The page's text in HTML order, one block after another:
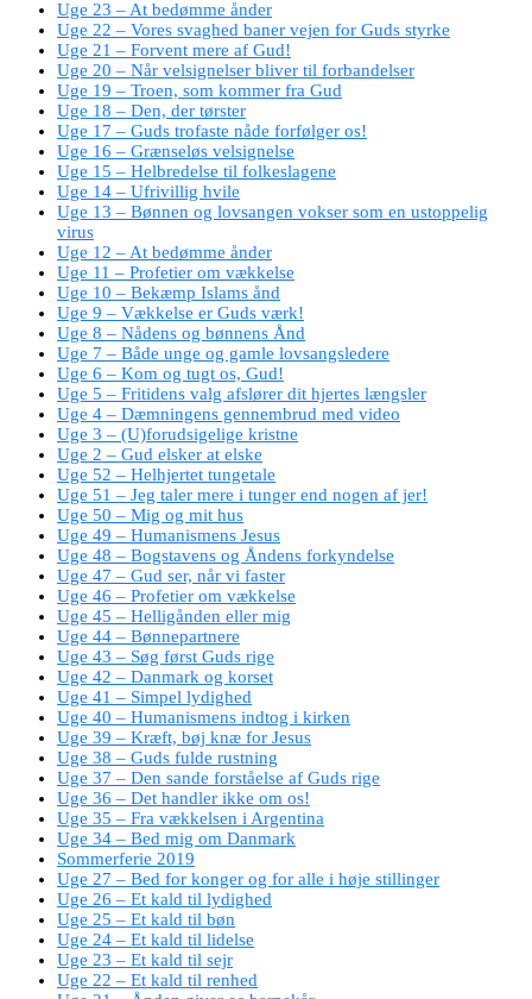
Uge 23 – At bedømme ånder
Uge 22 – Vores svaghed baner vejen for Guds styrke
Uge 21 – Forvent mere af Gud!
Uge 20 – Når velsignelser bliver til forbandelser
Uge 19 – Troen, som kommer fra Gud
Uge 18 – Den, der tørster
Uge 17 – Guds trofaste nåde forfølger os!
Uge 16 – Grænseløs velsignelse
Uge 15 – Helbredelse til folkeslagene
Uge 14 – Ufrivillig hvile
Uge 13 – Bønnen og lovsangen vokser som en ustoppelig
virus
Uge 12 – At bedømme ånder
Uge 11 – Profetier om vækkelse
Uge 10 – Bekæmp Islams ånd
Uge 9 – Vækkelse er Guds værk!
Uge 8 – Nådens og bønnens Ånd
Uge 7 – Både unge og gamle lovsangsledere
Uge 6 – Kom og tugt os, Gud!
Uge 5 – Fritidens valg afslører dit hjertes længsler
Uge 4 – Dæmningens gennembrud med video
Uge 3 – (U)forudsigelige kristne
Uge 2 – Gud elsker at elske
Uge 52 – Helhjertet tungetale
Uge 51 – Jeg taler mere i tunger end nogen af jer!
Uge 50 – Mig og mit hus
Uge 49 – Humanismens Jesus
Uge 48 – Bogstavens og Åndens forkyndelse
Uge 47 – Gud ser, når vi faster
Uge 46 – Profetier om vækkelse
Uge 45 – Helligånden eller mig
Uge 44 – Bønnepartnere
Uge 43 – Søg først Guds rige
Uge 42 – Danmark og korset
Uge 41 – Simpel lydighed
Uge 40 – Humanismens indtog i kirken
Uge 39 – Kræft, bøj knæ for Jesus
Uge 38 – Guds fulde rustning
Uge 37 – Den sande forståelse af Guds rige
Uge 36 – Det handler ikke om os!
Uge 35 – Fra vækkelsen i Argentina
Uge 34 – Bed mig om Danmark
Sommerferie 2019
Uge 27 – Bed for konger og for alle i høje stillinger
Uge 26 – Et kald til lydighed
Uge 25 – Et kald til bøn
Uge 24 – Et kald til lidelse
Uge 23 – Et kald til sejr
Uge 22 – Et kald til renhed